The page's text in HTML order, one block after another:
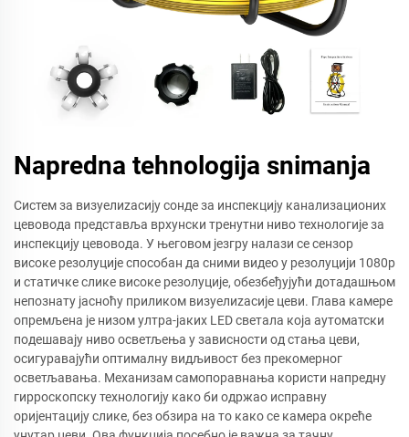
Napredna tehnologija snimanja
Систем за визуелиzacију сонде за инспекцију канализационих
цевовода представља врхунски тренутни ниво технологије за
инспекцију цевовода. У његовом језгру налази се сензор
високе резолуције способан да сними видео у резолуцији 1080p
и статичке слике високе резолуције, обезбеђујући дотадашњом
непознату јасноћу приликом визуелиzacије цеви. Глава камере
опремљена је низом ултра-јаких LED светала која аутоматски
подешавају ниво осветљења у зависности од стања цеви,
осигуравајући оптималну видљивост без прекомерног
осветљавања. Механизам самопоравнања користи напредну
гирроскопску технологију како би одржао исправну
оријентацију слике, без обзира на то како се камера окреће